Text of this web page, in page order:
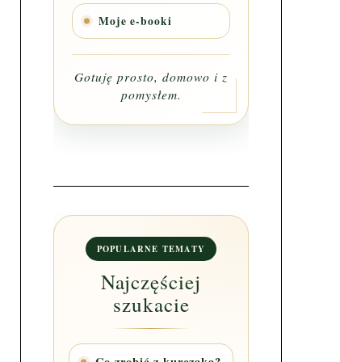
Moje e-booki
Gotuję prosto, domowo i z
pomysłem.
POPULARNE TEMATY
Najczęściej
szukacie